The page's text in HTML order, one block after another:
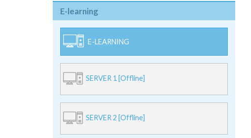
E-learning
E-LEARNING
SERVER 1 [Offline]
SERVER 2 [Offline]